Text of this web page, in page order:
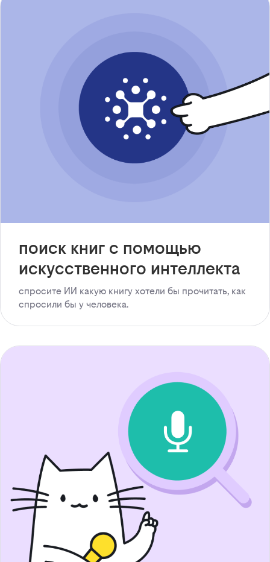
поиск книг с помощью
искусственного интеллекта
спросите ИИ какую книгу хотели бы прочитать, как
спросили бы у человека.